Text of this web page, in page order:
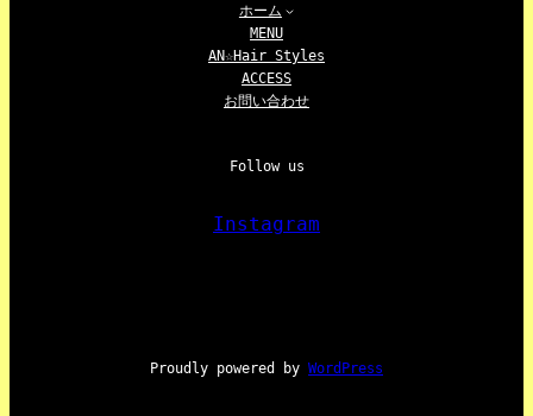
ホーム
MENU
AN☆Hair Styles
ACCESS
お問い合わせ
Follow us
Instagram
Proudly powered by WordPress